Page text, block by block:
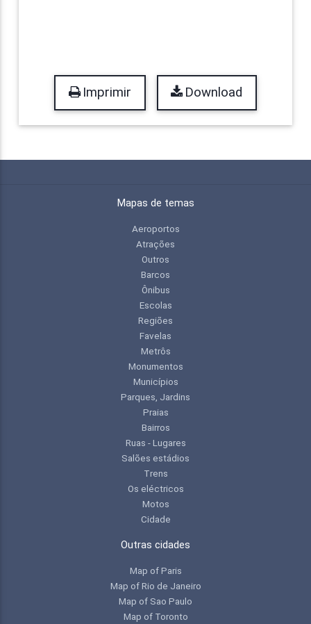
Imprimir Download
Mapas de temas
Aeroportos
Atrações
Outros
Barcos
Ônibus
Escolas
Regiões
Favelas
Metrôs
Monumentos
Municípios
Parques, Jardins
Praias
Bairros
Ruas - Lugares
Salões estádios
Trens
Os eléctricos
Motos
Cidade
Outras cidades
Map of Paris
Map of Rio de Janeiro
Map of Sao Paulo
Map of Toronto